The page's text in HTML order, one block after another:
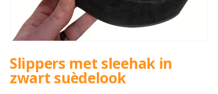
Slippers met sleehak in
zwart suèdelook